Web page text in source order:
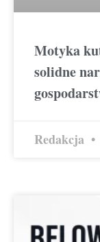
Motyka
solidne
Redakcja